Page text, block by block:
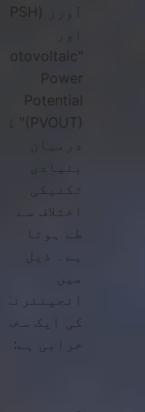
اور
"Photovoltaic
Power
Potential
(PVOUT)" کے
درمیان
بنیادی
تکنیکی
اختلاف سے
طے ہوتا
ہے۔ ذیل
میں
انجینئرنگ
کی ایک سخت
خرابی ہے: